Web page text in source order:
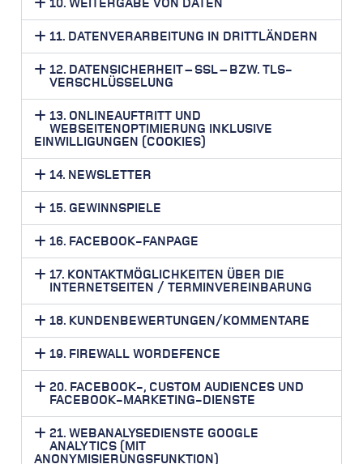
10. WEITERGABE VON DATEN
11. DATENVERARBEITUNG IN DRITTLÄNDERN
12. DATENSICHERHEIT – SSL – BZW. TLS-
VERSCHLÜSSELUNG
13. ONLINEAUFTRITT UND
WEBSEITENOPTIMIERUNG INKLUSIVE
EINWILLIGUNGEN (COOKIES)
14. NEWSLETTER
15. GEWINNSPIELE
16. FACEBOOK-FANPAGE
17. KONTAKTMÖGLICHKEITEN ÜBER DIE
INTERNETSEITEN / TERMINVEREINBARUNG
18. KUNDENBEWERTUNGEN/KOMMENTARE
19. FIREWALL WORDEFENCE
20. FACEBOOK-, CUSTOM AUDIENCES UND
FACEBOOK-MARKETING-DIENSTE
21. WEBANALYSEDIENSTE GOOGLE
ANALYTICS (MIT
ANONYMISIERUNGSFUNKTION)